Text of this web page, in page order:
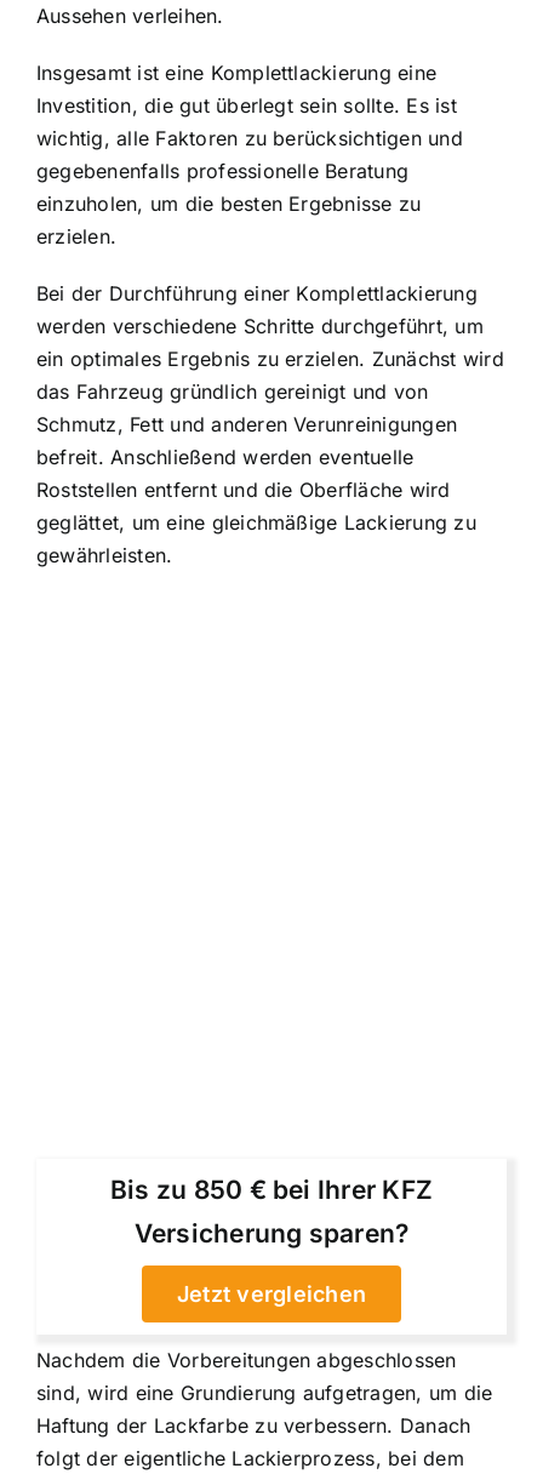
Aussehen verleihen.
Insgesamt ist eine Komplettlackierung eine
Investition, die gut überlegt sein sollte. Es ist
wichtig, alle Faktoren zu berücksichtigen und
gegebenenfalls professionelle Beratung
einzuholen, um die besten Ergebnisse zu
erzielen.
Bei der Durchführung einer Komplettlackierung
werden verschiedene Schritte durchgeführt, um
ein optimales Ergebnis zu erzielen. Zunächst wird
das Fahrzeug gründlich gereinigt und von
Schmutz, Fett und anderen Verunreinigungen
befreit. Anschließend werden eventuelle
Roststellen entfernt und die Oberfläche wird
geglättet, um eine gleichmäßige Lackierung zu
gewährleisten.
Bis zu 850 € bei Ihrer KFZ
Versicherung sparen?
Jetzt vergleichen
Nachdem die Vorbereitungen abgeschlossen
sind, wird eine Grundierung aufgetragen, um die
Haftung der Lackfarbe zu verbessern. Danach
folgt der eigentliche Lackierprozess, bei dem